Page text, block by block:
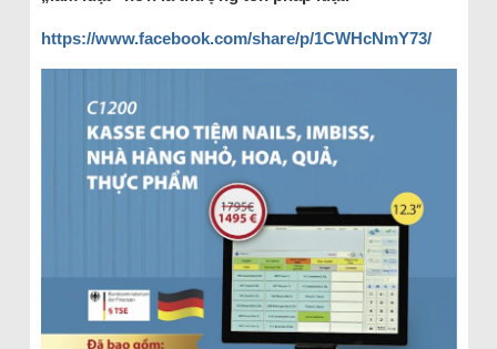
https://www.facebook.com/share/p/1CWHcNmY73/